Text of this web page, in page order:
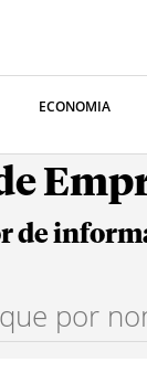
ECONOMIA
de